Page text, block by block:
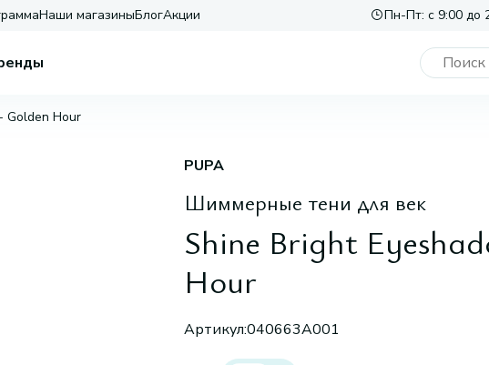
Наши магазиныБлогАкции Пн-Пт: с 9:00 до
Golden Hour
PUPA
Шиммерные тени для век
Shine Bright
Hour
Артикул:040663A001